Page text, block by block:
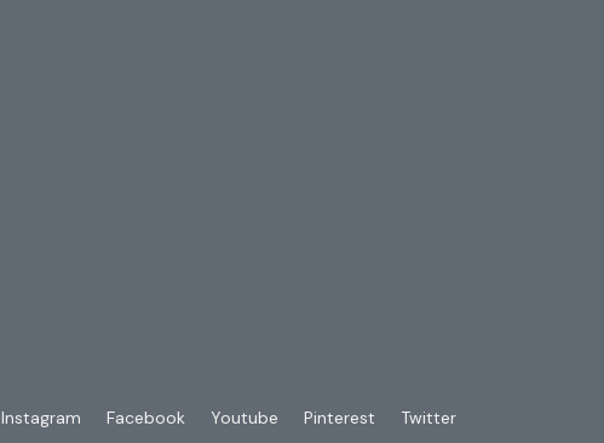
Instagram Facebook Youtube Pinterest Twitter